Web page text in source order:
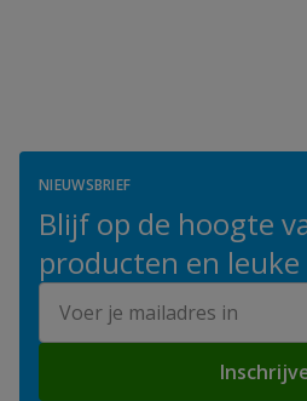
NIEUWSBRIEF
Blijf op de hoogte
producten en leuke